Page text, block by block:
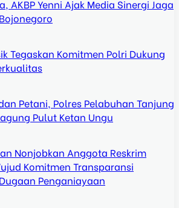
AKBP Yenni Ajak Media Sinergi Jaga
Tegaskan Komitmen Polri Dukung
Petani, Polres Pelabuhan Tanjung
Pulut Ketan Ungu
Nonjobkan Anggota Reskrim
Komitmen Transparansi
Penganiayaan